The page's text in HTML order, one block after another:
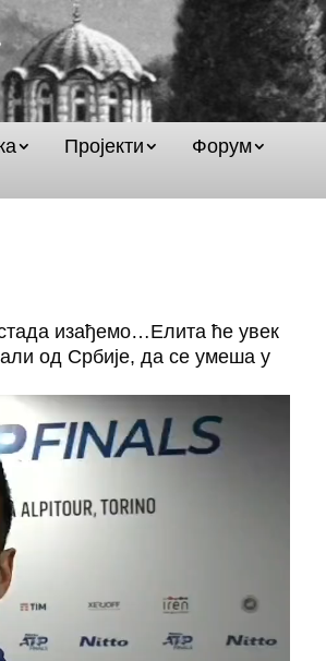
Пројекти
Форум
изађемо…Елита ће увек
од Србије, да се умеша у